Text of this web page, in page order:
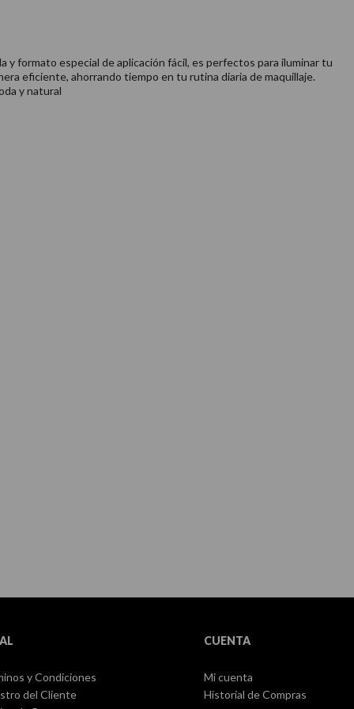
y formato especial de aplicación fácil, es perfectos para iluminar tu
eficiente, ahorrando tiempo en tu rutina diaria de maquillaje.
y natural
y Condiciones
del Cliente
CUENTA
Mi cuenta
Historial de Compras